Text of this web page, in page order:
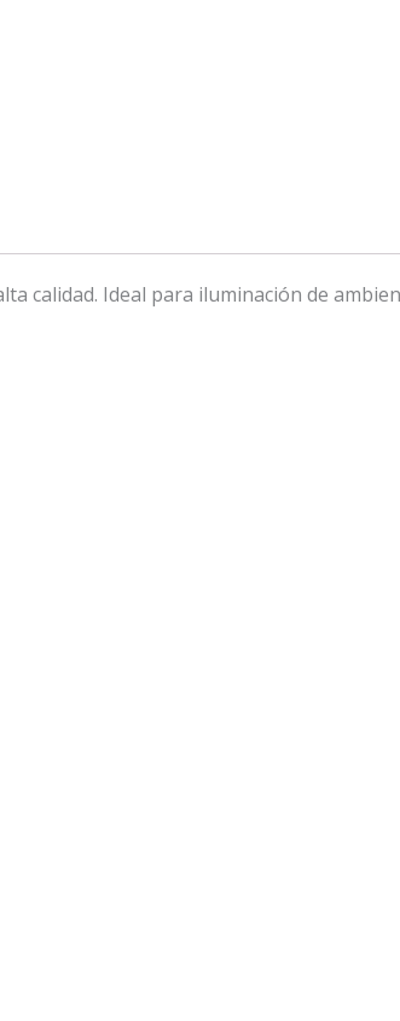
calidad. Ideal para iluminación de